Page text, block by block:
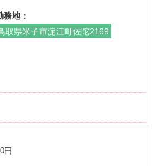
務地：
取県米子市淀江町佐陀2169
円